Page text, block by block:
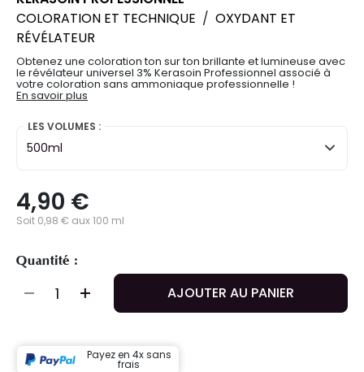
COLORATION ET TECHNIQUE / OXYDANT ET
RÉVÉLATEUR
Obtenez une coloration ton sur ton brillante et lumineuse avec
le révélateur universel 3% Kerasoin Professionnel associé à
votre coloration sans ammoniaque professionnelle !
En savoir plus
LES VOLUMES :
500ml
4,90 €
Soit 0,98 € aux 100 ml
Quantité :
AJOUTER AU PANIER
Payez en 4x sans
frais